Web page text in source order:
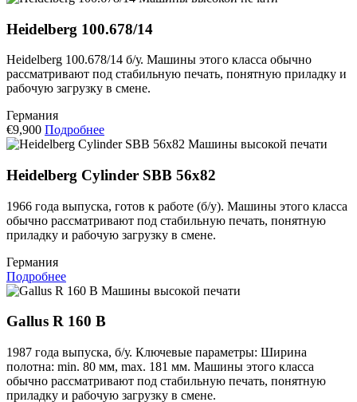
Heidelberg 100.678/14
Heidelberg 100.678/14 б/у. Машины этого класса обычно
рассматривают под стабильную печать, понятную приладку и
рабочую загрузку в смене.
Германия
€9,900 Подробнее
Машины высокой печати
Heidelberg Cylinder SBB 56x82
1966 года выпуска, готов к работе (б/у). Машины этого класса
обычно рассматривают под стабильную печать, понятную
приладку и рабочую загрузку в смене.
Германия
Подробнее
Машины высокой печати
Gallus R 160 B
1987 года выпуска, б/у. Ключевые параметры: Ширина
полотна: min. 80 мм, max. 181 мм. Машины этого класса
обычно рассматривают под стабильную печать, понятную
приладку и рабочую загрузку в смене.